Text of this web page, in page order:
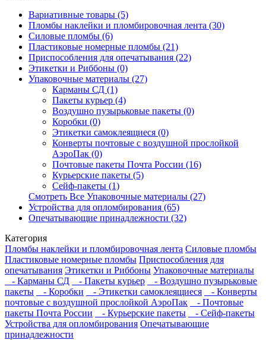
Вариативные товары (5)
Пломбы наклейки и пломбировочная лента (30)
Силовые пломбы (6)
Пластиковые номерные пломбы (21)
Приспособления для опечатывания (22)
Этикетки и Риббоны (0)
Упаковочные материалы (27)
Карманы СД (1)
Пакеты курьер (4)
Воздушно пузырьковые пакеты (0)
Коробки (0)
Этикетки самоклеящиеся (0)
Конверты почтовые с воздушной прослойкой
АэроПак (0)
Почтовые пакеты Почта России (16)
Курьерские пакеты (5)
Сейф-пакеты (1)
Смотреть Все Упаковочные материалы (27)
Устройства для опломбирования (65)
Опечатывающие принадлежности (32)
Категория
Пломбы наклейки и пломбировочная лента Силовые пломбы
Пластиковые номерные пломбы Приспособления для
опечатывания Этикетки и Риббоны Упаковочные материалы
- Карманы СД
- Пакеты курьер
- Воздушно пузырьковые
пакеты
- Коробки - Этикетки самоклеящиеся
- Конверты
почтовые с воздушной прослойкой АэроПак
- Почтовые
пакеты Почта России
- Курьерские пакеты
- Сейф-пакеты
Устройства для опломбирования Опечатывающие
принадлежности